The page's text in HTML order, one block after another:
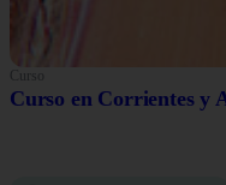
Curso
Curso en Corrientes y